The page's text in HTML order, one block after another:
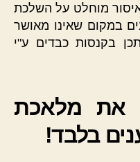
מוחלט על השלכת
במקום שאינו מאושר
בקנסות כבדים ע"י
את מלאכת
בלבד!